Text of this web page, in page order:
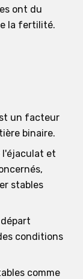
ont du
la fertilité.
un facteur
binaire.
l'éjaculat et
stables
conditions
comme